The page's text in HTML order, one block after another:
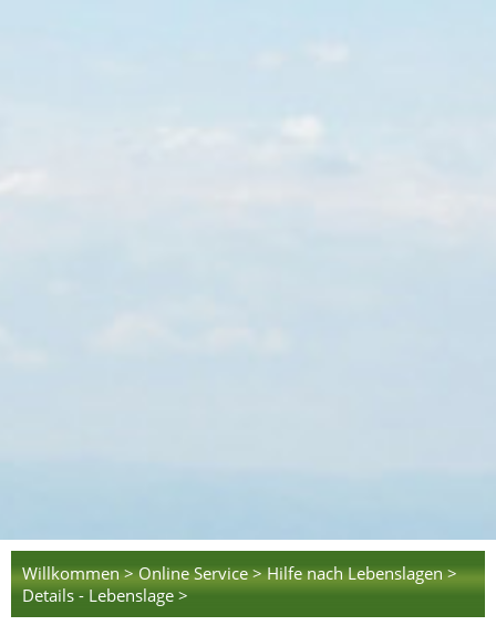
Willkommen > Online Service > Hilfe nach Lebenslagen >
Details - Lebenslage >